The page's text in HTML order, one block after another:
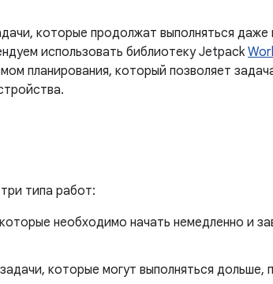
которые продолжат выполняться
использовать библиотеку Jetpack
планирования, который позволяет
типа работ:
необходимо начать немедленно и
которые могут выполняться дольше,